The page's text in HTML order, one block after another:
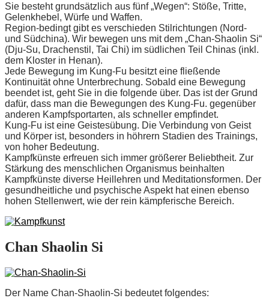
Sie besteht grundsätzlich aus fünf „Wegen“: Stöße, Tritte,
Gelenkhebel, Würfe und Waffen.
Region-bedingt gibt es verschieden Stilrichtungen (Nord-
und Südchina). Wir bewegen uns mit dem „Chan-Shaolin Si“
(Dju-Su, Drachenstil, Tai Chi) im südlichen Teil Chinas (inkl.
dem Kloster in Henan).
Jede Bewegung im Kung-Fu besitzt eine fließende
Kontinuität ohne Unterbrechung. Sobald eine Bewegung
beendet ist, geht Sie in die folgende über. Das ist der Grund
dafür, dass man die Bewegungen des Kung-Fu. gegenüber
anderen Kampfsportarten, als schneller empfindet.
Kung-Fu ist eine Geistesübung. Die Verbindung von Geist
und Körper ist, besonders in höhrern Stadien des Trainings,
von hoher Bedeutung.
Kampfkünste erfreuen sich immer größerer Beliebtheit. Zur
Stärkung des menschlichen Organismus beinhalten
Kampfkünste diverse Heillehren und Meditationsformen. Der
gesundheitliche und psychische Aspekt hat einen ebenso
hohen Stellenwert, wie der rein kämpferische Bereich.
Chan Shaolin Si
Der Name Chan-Shaolin-Si bedeutet folgendes: